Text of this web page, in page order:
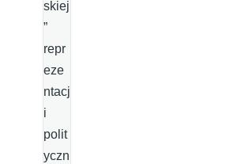
skiej
”
repr
eze
ntacj
i
polit
yczn